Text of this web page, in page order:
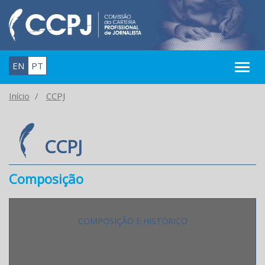
EN PT
Início CCPJ
CCPJ
Composição
COMPOSIÇÃO E HISTÓRICO